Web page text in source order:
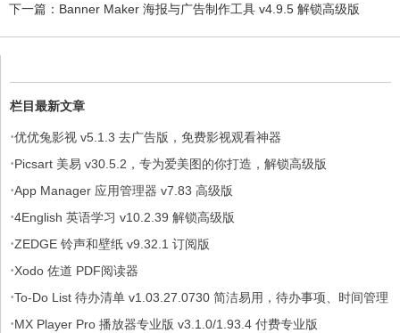
下一篇： Banner Maker 海报与广告制作工具 v4.9.5 解锁高级版
栏目最新文章
·优优兔影视 v5.1.3 去广告版，免费影视观看神器
·Picsart 美易 v30.5.2，专为爱美图的你打造，解锁高级版
·App Manager 应用管理器 v7.83 高级版
·4English 英语学习 v10.2.39 解锁高级版
·ZEDGE 铃声和壁纸 v9.32.1 订阅版
·Xodo 佐道 PDF阅读器
·To-Do List 待办清单 v1.03.27.0730 简洁易用，待办事项、时间管理
软件，解锁专业版
·MX Player Pro 播放器专业版 v3.1.0/1.93.4 付费专业版